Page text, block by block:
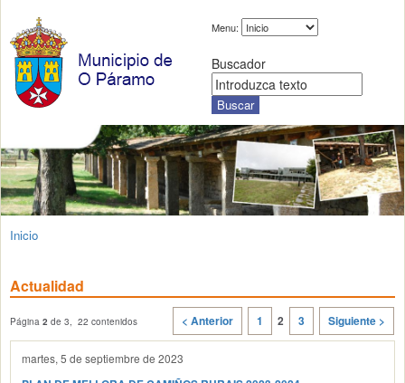
Menu:
Buscador
Inicio
Actualidad
Página 2 de 3, 22 contenidos < Anterior 1 2 3 Siguiente >
martes, 5 de septiembre de 2023